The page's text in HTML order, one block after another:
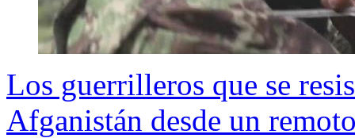
Los guerrilleros que se
Afganistán desde un